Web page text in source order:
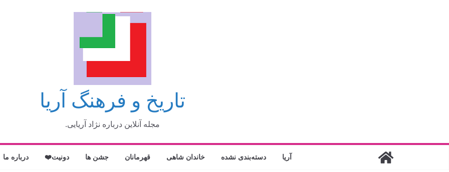
تاریخ و فرهنگ آریا
مجله آنلاین درباره نژاد آریایی.
آریا دسته‌بندی نشده خاندان شاهی قهرمانان جشن ها دونیت❤️ درباره ما